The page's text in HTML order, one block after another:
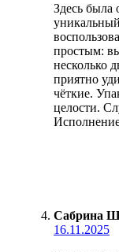
Здесь была
простым:
несколько
приятно
чёткие.
целости.
Сабрина
16.11.2025